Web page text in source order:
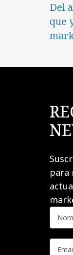
Del
que
para